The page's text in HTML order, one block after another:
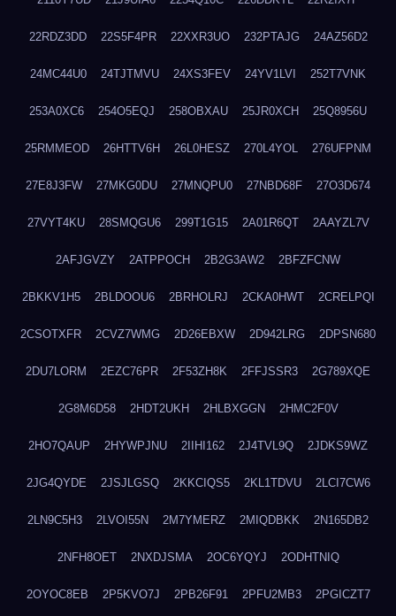
22RDZ3DD 22S5F4PR 22XXR3UO 232PTAJG 24AZ56D2
24MC44U0 24TJTMVU 24XS3FEV 24YV1LVI 252T7VNK
253A0XC6 254O5EQJ 258OBXAU 25JR0XCH 25Q8956U
25RMMEOD 26HTTV6H 26L0HESZ 270L4YOL 276UFPNM
27E8J3FW 27MKG0DU 27MNQPU0 27NBD68F 27O3D674
27VYT4KU 28SMQGU6 299T1G15 2A01R6QT 2AAYZL7V
2AFJGVZY 2ATPPOCH 2B2G3AW2 2BFZFCNW
2BKKV1H5 2BLDOOU6 2BRHOLRJ 2CKA0HWT 2CRELPQI
2CSOTXFR 2CVZ7WMG 2D26EBXW 2D942LRG 2DPSN680
2DU7LORM 2EZC76PR 2F53ZH8K 2FFJSSR3 2G789XQE
2G8M6D58 2HDT2UKH 2HLBXGGN 2HMC2F0V
2HO7QAUP 2HYWPJNU 2IIHI162 2J4TVL9Q 2JDKS9WZ
2JG4QYDE 2JSJLGSQ 2KKCIQS5 2KL1TDVU 2LCI7CW6
2LN9C5H3 2LVOI55N 2M7YMERZ 2MIQDBKK 2N165DB2
2NFH8OET 2NXDJSMA 2OC6YQYJ 2ODHTNIQ
2OYOC8EB 2P5KVO7J 2PB26F91 2PFU2MB3 2PGICZT7